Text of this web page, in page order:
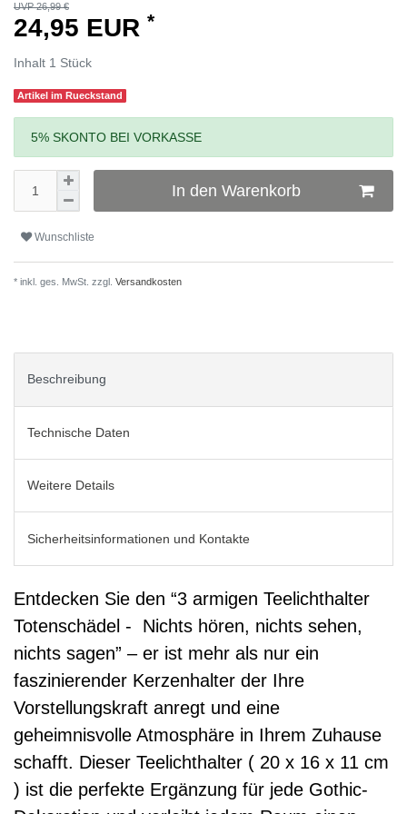
UVP 26,99 €
24,95 EUR *
Inhalt 1 Stück
Artikel im Rueckstand
5% SKONTO BEI VORKASSE
In den Warenkorb
Wunschliste
* inkl. ges. MwSt. zzgl. Versandkosten
Beschreibung
Technische Daten
Weitere Details
Sicherheitsinformationen und Kontakte
Entdecken Sie den “3 armigen Teelichthalter
Totenschädel - Nichts hören, nichts sehen,
nichts sagen” – er ist mehr als nur ein
faszinierender Kerzenhalter der Ihre
Vorstellungskraft anregt und eine
geheimnisvolle Atmosphäre in Ihrem Zuhause
schafft. Dieser Teelichthalter ( 20 x 16 x 11 cm
) ist die perfekte Ergänzung für jede Gothic-